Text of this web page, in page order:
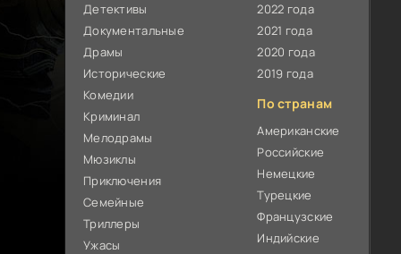
Детективы
Документальные
Драмы
Исторические
Комедии
Криминал
Мелодрамы
Мюзиклы
Приключения
Семейные
Триллеры
Ужасы
2022 года
2021 года
2020 года
2019 года
По странам
Американские
Российские
Немецкие
Турецкие
Французские
Индийские